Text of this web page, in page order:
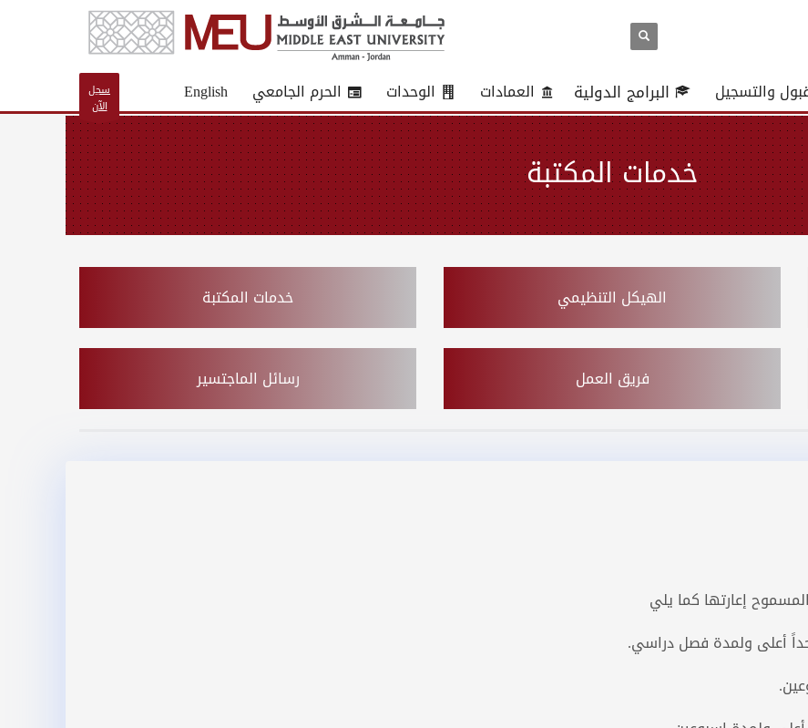
والتسجيل البرامج الدولية العمادات الوحدات الحرم الجامعي English
سجل
الآن
خدمات المكتبة
خدمات المكتبة الهيكل التنظيمي
رسائل الماجتسير فريق العمل
إعارتها كما يلي